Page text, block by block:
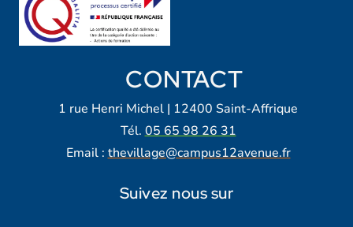
CONTACT
1 rue Henri Michel | 12400 Saint-Affrique
Tél. 05 65 98 26 31
Email : thevillage@campus12avenue.fr
Suivez nous sur